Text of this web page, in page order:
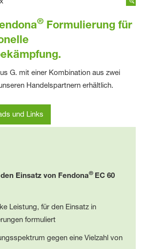
® Formulierung für
G. mit einer Kombination aus zwei
Handelspartnern erhältlich.
und Links
Einsatz von Fendona® EC 60
Leistung, für den Einsatz in
formuliert
gegen eine Vielzahl von